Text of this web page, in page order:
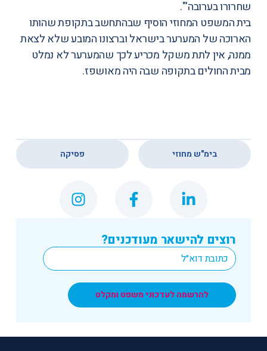
שחרורו בערובה'".
בית המשפט המחוזי הוסיף שבהתחשב בתקופת שהותו
הארוכה של המערער בישראל וברצונו המובע שלא לצאת
ממנה, אין לתת משקל מכריע לכך שהמערער לא נמלט
מבית החולים בתקופה שבה היה מאושפז.
רוצים להישאר מעודכנים?
Email
*
להרשמה לעדכוני משפט ומקלט
בימ"ש מחוזי פסיקה